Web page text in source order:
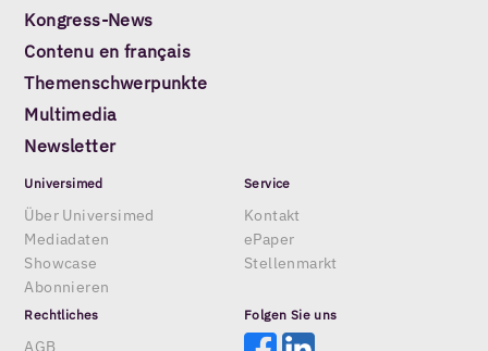
Kongress-News
Contenu en français
Themenschwerpunkte
Multimedia
Newsletter
Universimed
Über Universimed
Mediadaten
Showcase
Abonnieren
Service
Kontakt
ePaper
Stellenmarkt
Rechtliches
AGB
Folgen Sie uns